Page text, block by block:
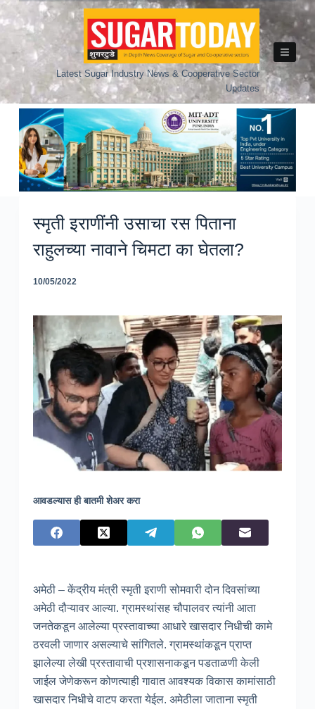
Skip
to
Latest Sugar Industry News & Cooperative Sector
Updates
स्मृती इराणींनी उसाचा रस पिताना
राहुलच्या नावाने चिमटा का घेतला?
10/05/2022
आवडल्यास ही बातमी शेअर करा
अमेठी – केंद्रीय मंत्री स्मृती इराणी सोमवारी दोन दिवसांच्या
अमेठी दौऱ्यावर आल्या. ग्रामस्थांसह चौपालवर त्यांनी आता
जनतेकडून आलेल्या प्रस्तावाच्या आधारे खासदार निधीची कामे
ठरवली जाणार असल्याचे सांगितले. ग्रामस्थांकडून प्राप्त
झालेल्या लेखी प्रस्तावाची प्रशासनाकडून पडताळणी केली
जाईल जेणेकरून कोणत्याही गावात आवश्यक विकास कामांसाठी
खासदार निधीचे वाटप करता येईल. अमेठीला जाताना स्मृती